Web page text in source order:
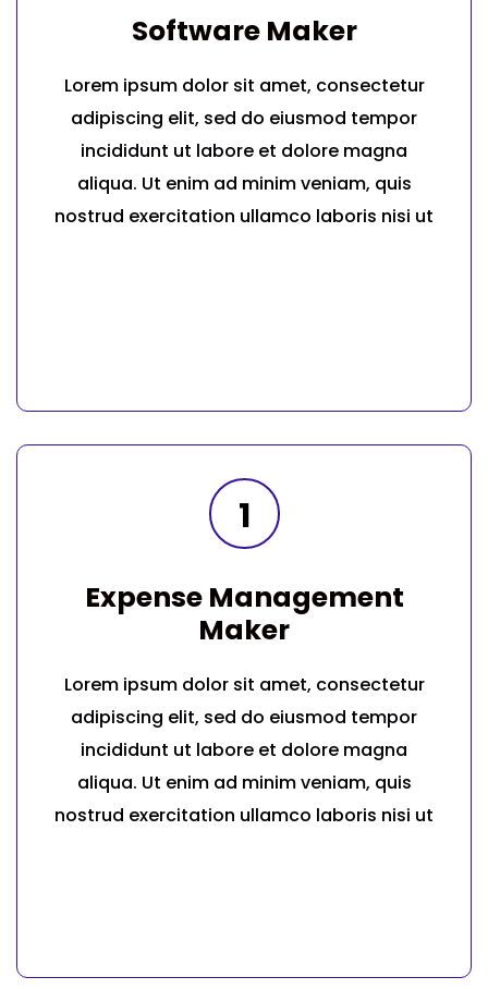
Software Maker
Lorem ipsum dolor sit amet, consectetur
adipiscing elit, sed do eiusmod tempor
incididunt ut labore et dolore magna
aliqua. Ut enim ad minim veniam, quis
nostrud exercitation ullamco laboris nisi ut
1
Expense Management
Maker
Lorem ipsum dolor sit amet, consectetur
adipiscing elit, sed do eiusmod tempor
incididunt ut labore et dolore magna
aliqua. Ut enim ad minim veniam, quis
nostrud exercitation ullamco laboris nisi ut